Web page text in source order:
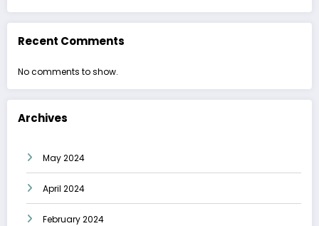
Recent Comments
No comments to show.
Archives
May 2024
April 2024
February 2024